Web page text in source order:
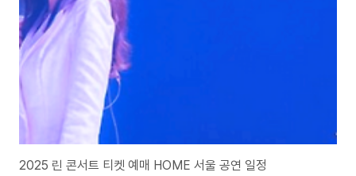
부터 ~ 2026년 04월 30일 (목) 까지 70세 ~ 74세 : ..
2025 린 콘서트 티켓 예매 HOME 서울 공연 일정